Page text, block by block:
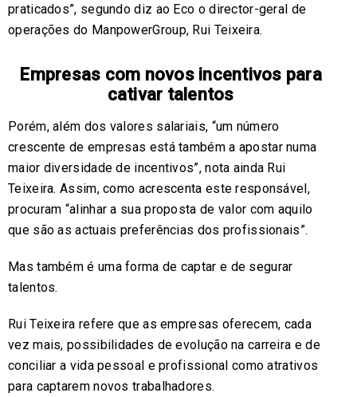
praticados”, segundo diz ao Eco o director-geral de
operações do ManpowerGroup, Rui Teixeira.
Empresas com novos incentivos para
cativar talentos
Porém, além dos valores salariais, “um número
crescente de empresas está também a apostar numa
maior diversidade de incentivos”, nota ainda Rui
Teixeira. Assim, como acrescenta este responsável,
procuram “alinhar a sua proposta de valor com aquilo
que são as actuais preferências dos profissionais”.
Mas também é uma forma de captar e de segurar
talentos.
Rui Teixeira refere que as empresas oferecem, cada
vez mais, possibilidades de evolução na carreira e de
conciliar a vida pessoal e profissional como atrativos
para captarem novos trabalhadores.